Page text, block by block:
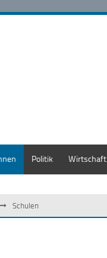
Politik Wirtschaft
Schulen